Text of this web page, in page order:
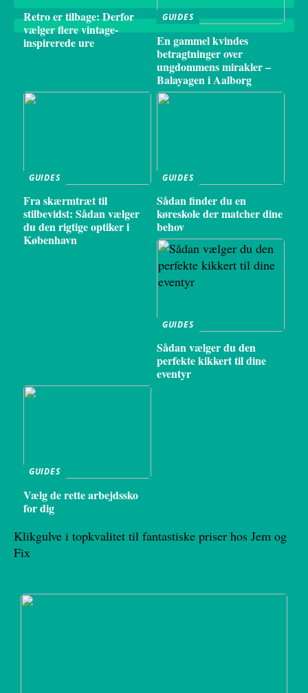
Retro er tilbage: Derfor
vælger flere vintage-
inspirerede ure
GUIDES
En gammel kvindes
betragtninger over
ungdommens mirakler –
Balayagen i Aalborg
GUIDES
Fra skærmtræt til
stilbevidst: Sådan vælger
du den rigtige optiker i
København
GUIDES
Sådan finder du en
køreskole der matcher dine
behov
GUIDES
Sådan vælger du den
perfekte kikkert til dine
eventyr
GUIDES
Vælg de rette arbejdssko
for dig
Klikgulve i topkvalitet til fantastiske priser hos Jem og
Fix